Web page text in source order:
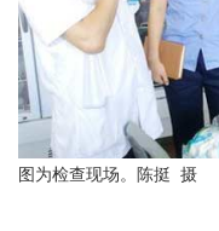
图为检查现场。陈挺 摄